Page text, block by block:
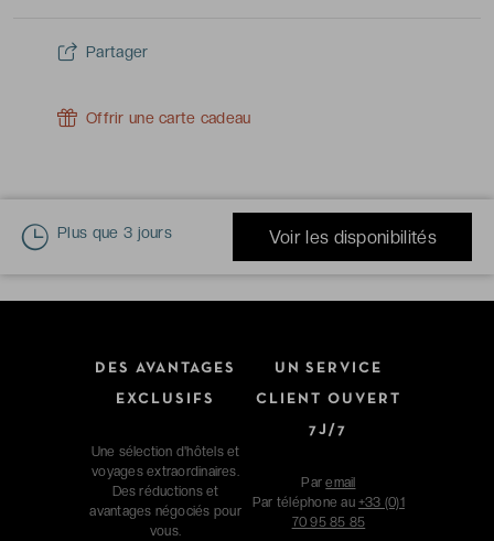
Partager
Offrir une carte cadeau
Plus que 3 jours Voir les disponibilités
DES AVANTAGES
EXCLUSIFS
Une sélection d'hôtels et
voyages extraordinaires.
Des réductions et
avantages négociés pour
vous.
UN SERVICE
CLIENT OUVERT
7J/7
Paremail
Par téléphone au +33 (0)1
70 95 85 85